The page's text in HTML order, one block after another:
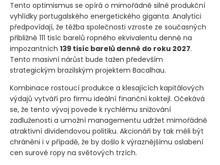
Tento optimismus se opírá o mimořádně silné produkční
vyhlídky portugalského energetického giganta. Analytici
předpovídají, že těžba společnosti vzroste ze současných
přibližně 111 tisíc barelů ropného ekvivalentu denně na
impozantních 139 tisíc barelů denně do roku 2027.
Tento masivní nárůst bude tažen především
strategickým brazilským projektem Bacalhau.
Kombinace rostoucí produkce a klesajících kapitálových
výdajů vytváří pro firmu ideální finanční koktejl. Očekává
se, že tento vývoj povede k rychlému snižování
zadluženosti a umožní managementu udržet mimořádně
atraktivní dividendovou politiku. Akcionáři by tak měli být
chráněni i v případě, že by došlo k výraznějšímu oslabení
cen surové ropy na světových trzích.